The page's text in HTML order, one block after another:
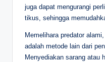
juga dapat mengurangi
tikus, sehingga
Memelihara predator
adalah metode lain dari
Menyediakan sarang atau